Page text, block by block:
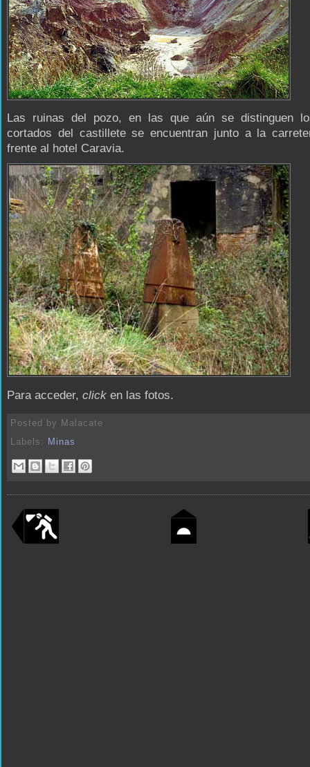
Las ruinas del pozo, en las que aún se distinguen
cortados del castillete se encuentran junto a la
frente al hotel Caravia.
Para acceder, click en las fotos.
Posted by Malacate
Labels:
Minas